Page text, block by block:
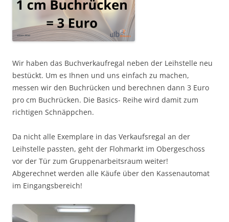
Wir haben das Buchverkaufregal neben der Leihstelle neu
bestückt. Um es Ihnen und uns einfach zu machen,
messen wir den Buchrücken und berechnen dann 3 Euro
pro cm Buchrücken. Die Basics- Reihe wird damit zum
richtigen Schnäppchen.
Da nicht alle Exemplare in das Verkaufsregal an der
Leihstelle passten, geht der Flohmarkt im Obergeschoss
vor der Tür zum Gruppenarbeitsraum weiter!
Abgerechnet werden alle Käufe über den Kassenautomat
im Eingangsbereich!